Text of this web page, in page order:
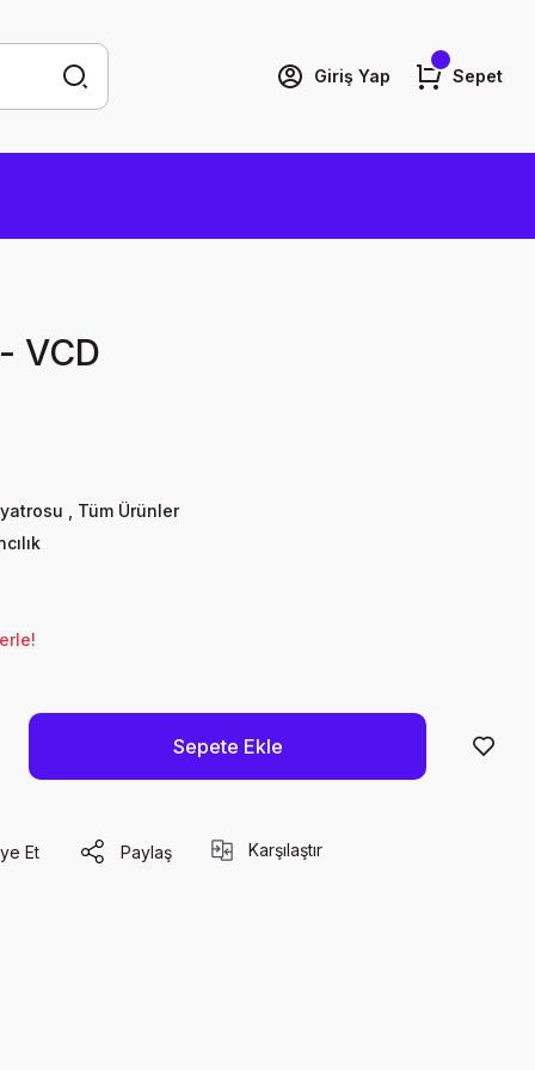
Giriş Yap Sepet
VCD
Tüm Ürünler
Sepete Ekle
Et Paylaş Karşılaştır